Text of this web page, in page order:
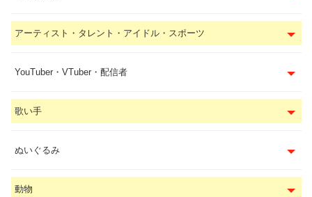
アーティスト・タレント・アイドル・スポーツ
YouTuber・VTuber・配信者
歌い手
ぬいぐるみ
動物